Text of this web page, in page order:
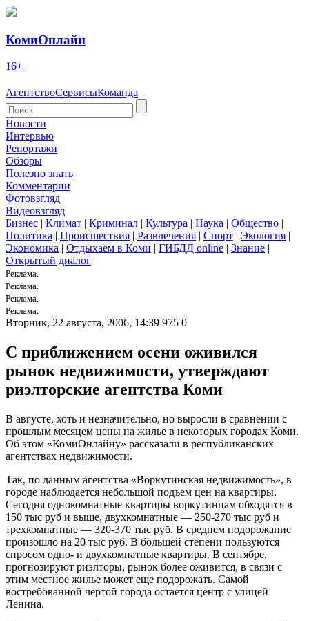
КомиОнлайн
16+
АгентствоСервисыКоманда
Новости
Интервью
Репортажи
Обзоры
Полезно знать
Комментарии
Фотовзгляд
Видеовзгляд
Бизнес | Климат | Криминал | Культура | Наука | Общество |
Политика | Происшествия | Развлечения | Спорт | Экология |
Экономика | Отдыхаем в Коми | ГИБДД online | Знание |
Открытый диалог
Реклама.
Реклама.
Реклама.
Реклама.
Вторник, 22 августа, 2006, 14:39 975 0
С приближением осени оживился
рынок недвижимости, утверждают
риэлторские агентства Коми
В августе, хоть и незначительно, но выросли в сравнении с
прошлым месяцем цены на жилье в некоторых городах Коми.
Об этом «КомиОнлайну» рассказали в республиканских
агентствах недвижимости.
Так, по данным агентства «Воркутинская недвижимость», в
городе наблюдается небольшой подъем цен на квартиры.
Сегодня однокомнатные квартиры воркутинцам обходятся в
150 тыс руб и выше, двухкомнатные — 250-270 тыс руб и
трехкомнатные — 320-370 тыс руб. В среднем подорожание
произошло на 20 тыс руб. В большей степени пользуются
спросом одно- и двухкомнатные квартиры. В сентябре,
прогнозируют риэлторы, рынок более оживится, в связи с
этим местное жилье может еще подорожать. Самой
востребованной чертой города остается центр с улицей
Ленина.